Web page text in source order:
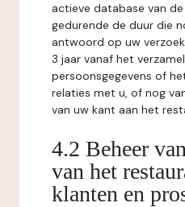
actieve database van
gedurende de duur die
antwoord op uw
3 jaar vanaf het
persoonsgegevens of
relaties met u, of nog
van uw kant aan het
4.2 Beheer
van het
klanten en